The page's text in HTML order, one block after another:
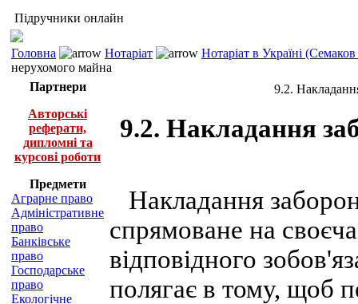
Підручники онлайн
Головна Нотаріат
Нотаріат в Україні
нерухомого майна
Партнери
Авторські
реферати,
дипломні та
курсові роботи
Предмети
Аграрне право
Адміністративне
право
Банківське
право
Господарське
право
Екологічне
9.2.
9.2. Накладання
Накладання
спрямоване на
відповідного
полягає в тому, щоб